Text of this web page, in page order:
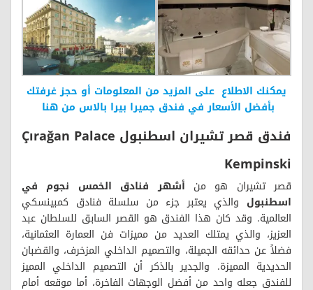
يمكنك الاطلاع على المزيد من المعلومات أو حجز غرفتك
بأفضل الأسعار في فندق جميرا بيرا بالاس من هنا
فندق قصر تشيران اسطنبول Çırağan Palace
Kempinski
قصر تشيران هو من أشهر فنادق الخمس نجوم في
اسطنبول والذي يعتبر جزء من سلسلة فنادق كمبينسكي
العالمية. وقد كان هذا الفندق هو القصر السابق للسلطان عبد
العزيز، والذي يمتلك العديد من مميزات فن العمارة العثمانية،
فضلاً عن حدائقه الجميلة، والتصميم الداخلي المزخرف، والقضبان
الحديدية المميزة. والجدير بالذكر أن التصميم الداخلي المميز
للفندق جعله واحد من أفضل الوجهات الفاخرة، أما موقعه أمام